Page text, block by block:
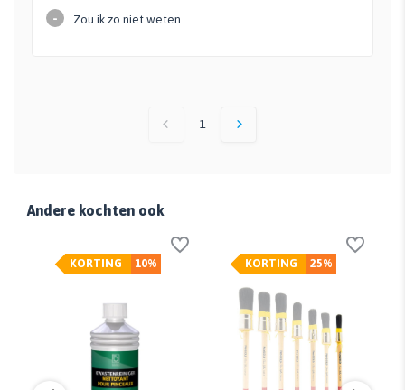
- Zou ik zo niet weten
1
Andere kochten ook
10%
KORTING 25%
KORTING